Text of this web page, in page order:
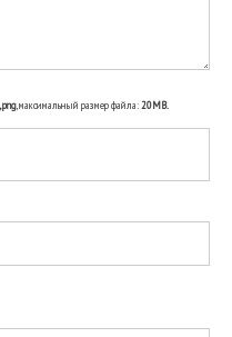
, максимальный размер файла:20MB.